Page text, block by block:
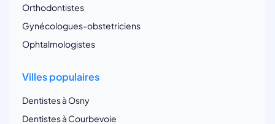
Orthodontistes
Gynécologues-obstetriciens
Ophtalmologistes
Villes populaires
Dentistes à Osny
Dentistes à Courbevoie